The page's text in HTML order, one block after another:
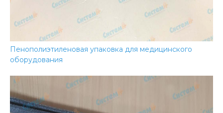
Пенополиэтиленовая упаковка для медицинского
оборудования